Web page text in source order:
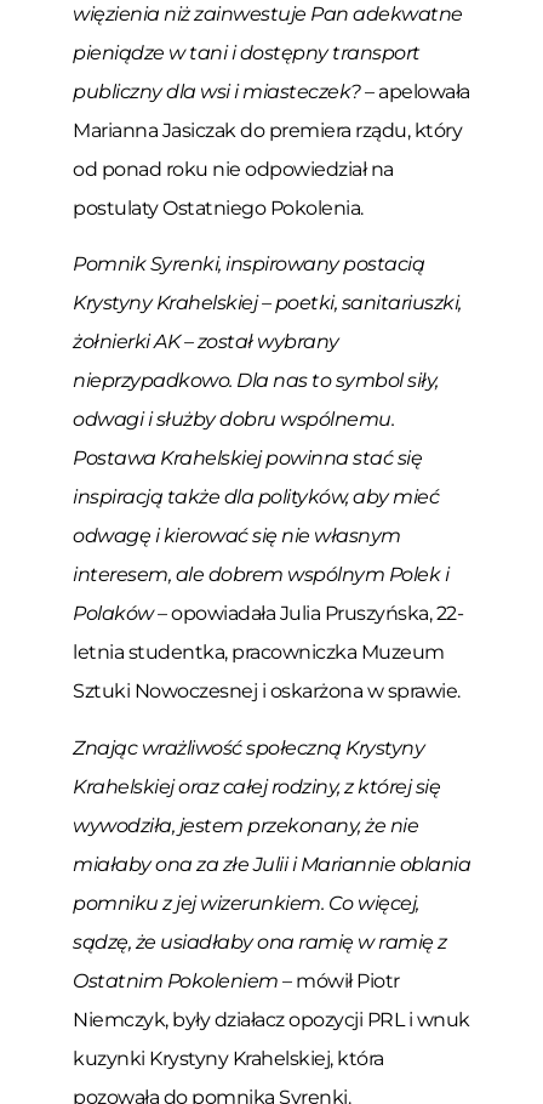
więzienia niż zainwestuje Pan adekwatne
pieniądze w tani i dostępny transport
publiczny dla wsi i miasteczek?– apelowała
Marianna Jasiczak do premiera rządu, który
od ponad roku nie odpowiedział na
postulaty Ostatniego Pokolenia.
Pomnik Syrenki, inspirowany postacią
Krystyny Krahelskiej – poetki, sanitariuszki,
żołnierki AK – został wybrany
nieprzypadkowo. Dla nas to symbol siły,
odwagi i służby dobru wspólnemu.
Postawa Krahelskiej powinna stać się
inspiracją także dla polityków, aby mieć
odwagę i kierować się nie własnym
interesem, ale dobrem wspólnym Polek i
Polaków –opowiadała Julia Pruszyńska, 22-
letnia studentka, pracowniczka Muzeum
Sztuki Nowoczesnej i oskarżona w sprawie.
Znając wrażliwość społeczną Krystyny
Krahelskiej oraz całej rodziny, z której się
wywodziła, jestem przekonany, że nie
miałaby ona za złe Julii i Mariannie oblania
pomniku z jej wizerunkiem. Co więcej,
sądzę, że usiadłaby ona ramię w ramię z
Ostatnim Pokoleniem – mówił Piotr
Niemczyk, były działacz opozycji PRL i wnuk
kuzynki Krystyny Krahelskiej, która
pozowała do pomnika Syrenki.